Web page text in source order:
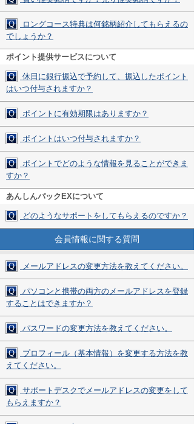
Q
ロングコース特典は何銘柄紹介してもらえるの
でしょうか？
ポイント提供サービスについて
Q
休日に銀行振込で予約して、振込したポイント
はいつ付与されますか？
Q ポイントに有効期限はありますか？
Q ポイントはいつ付与されますか？
Q
ポイントでどのような情報を見ることができま
すか？
あんしんパックEXについて
Q どのようなサポートをしてもらえるのですか？
会員情報に関する質問
Q メールアドレスの変更方法を教えてください。
Q
パソコンと携帯の両方のメールアドレスを登録
することはできますか？
Q パスワードの変更方法を教えてください。
Q
プロフィール（基本情報）を変更する方法を教
えてください。
Q
サポートデスクでメールアドレスの変更をして
もらえますか？